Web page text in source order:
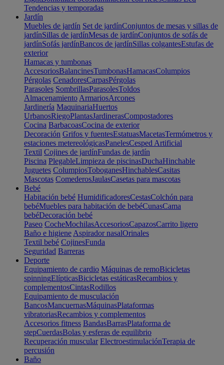
Tendencias y temporadas
Jardín
Muebles de jardín Set de jardínConjuntos de mesas y sillas de
jardínSillas de jardínMesas de jardínConjuntos de sofás de
jardínSofás jardínBancos de jardínSillas colgantesEstufas de
exterior
Hamacas y tumbonas
AccesoriosBalancinesTumbonasHamacasColumpios
Pérgolas CenadoresCarpasPérgolas
Parasoles SombrillasParasolesToldos
Almacenamiento ArmariosArcones
Jardinería MaquinariaHuertos
UrbanosRiegoPlantasJardinerasCompostadores
Cocina BarbacoasCocina de exterior
Decoración Grifos y fuentesEstatuasMacetasTermómetros y
estaciones metereológicasPanelesCesped Artificial
Textil Cojines de jardínFundas de jardín
Piscina PlegableLimpieza de piscinasDuchaHinchable
Juguetes ColumpiosToboganesHinchablesCasitas
Mascotas ComederosJaulasCasetas para mascotas
Bebé
Habitación bebé HumidificadoresCestasColchón para
bebéMuebles para habitación de bebéCunasCama
bebéDecoración bebé
Paseo CocheMochilasAccesoriosCapazosCarrito ligero
Baño e higiene Aspirador nasalOrinales
Textil bebé CojinesFunda
Seguridad Barreras
Deporte
Equipamiento de cardio Máquinas de remoBicicletas
spinningElípticasBicicletas estáticasRecambios y
complementosCintasRodillos
Equipamiento de musculación
BancosMancuernasMáquinasPlataformas
vibratoriasRecambios y complementos
Accesorios fitness BandasBarrasPlataforma de
stepCuerdasBolas y esferas de equilibrio
Recuperación muscular ElectroestimulaciónTerapia de
percusión
Baño